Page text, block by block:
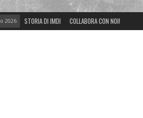
2026 STORIA DI IMDI COLLABORA CON NOI!